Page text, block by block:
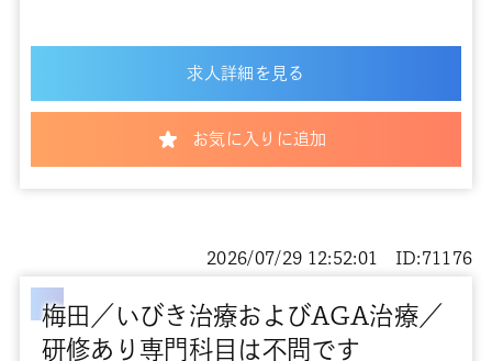
求人詳細を見る
お気に入りに追加
梅田／いびき治療およびAGA治療／
研修あり専門科目は不問です
2026/07/29 12:52:01 ID:71176